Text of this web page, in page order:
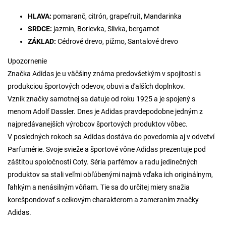
HLAVA: pomaranč, citrón, grapefruit, Mandarinka
SRDCE: jazmín, Borievka, Slivka, bergamot
ZÁKLAD: Cédrové drevo, pižmo, Santalové drevo
Upozornenie
Značka Adidas je u väčšiny známa predovšetkým v spojitosti s
produkciou športových odevov, obuvi a ďalších doplnkov.
Vznik značky samotnej sa datuje od roku 1925 a je spojený s
menom Adolf Dassler. Dnes je Adidas pravdepodobne jedným z
najpredávanejších výrobcov športových produktov vôbec.
V posledných rokoch sa Adidas dostáva do povedomia aj v odvetví
Parfumérie. Svoje svieže a športové vône Adidas prezentuje pod
záštitou spoločnosti Coty. Séria parfémov a radu jedinečných
produktov sa stali veľmi obľúbenými najmä vďaka ich originálnym,
ľahkým a nenásilným vôňam. Tie sa do určitej miery snažia
korešpondovať s celkovým charakterom a zameraním značky
Adidas.